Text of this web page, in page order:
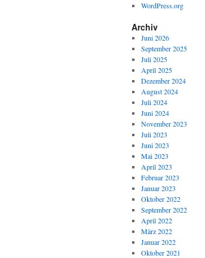
WordPress.org
Archiv
Juni 2026
September 2025
Juli 2025
April 2025
Dezember 2024
August 2024
Juli 2024
Juni 2024
November 2023
Juli 2023
Juni 2023
Mai 2023
April 2023
Februar 2023
Januar 2023
Oktober 2022
September 2022
April 2022
März 2022
Januar 2022
Oktober 2021